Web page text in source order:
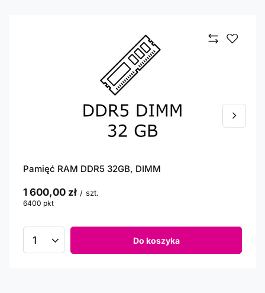
Pamięć RAM DDR5 32GB, DIMM
1 600,00 zł / szt.
6400 pkt
Do koszyka